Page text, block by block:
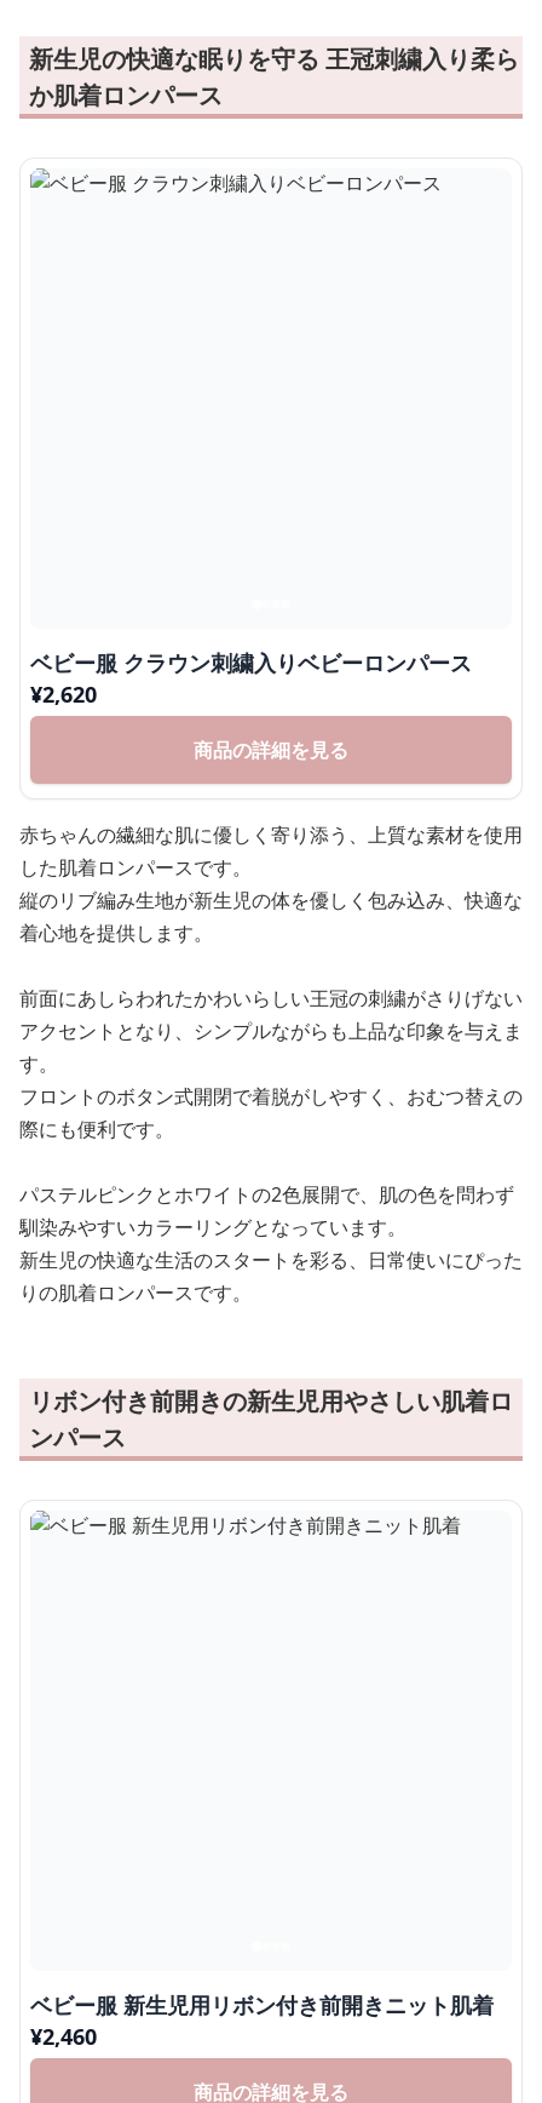
新生児の快適な眠りを守る 王冠刺繍入り柔ら
か肌着ロンパース
ベビー服 クラウン刺繍入りベビーロンパース
¥2,620
商品の詳細を見る
赤ちゃんの繊細な肌に優しく寄り添う、上質な素材を使用
した肌着ロンパースです。
縦のリブ編み生地が新生児の体を優しく包み込み、快適な
着心地を提供します。
前面にあしらわれたかわいらしい王冠の刺繍がさりげない
アクセントとなり、シンプルながらも上品な印象を与えま
す。
フロントのボタン式開閉で着脱がしやすく、おむつ替えの
際にも便利です。
パステルピンクとホワイトの2色展開で、肌の色を問わず
馴染みやすいカラーリングとなっています。
新生児の快適な生活のスタートを彩る、日常使いにぴった
りの肌着ロンパースです。
リボン付き前開きの新生児用やさしい肌着ロ
ンパース
ベビー服 新生児用リボン付き前開きニット肌着
¥2,460
商品の詳細を見る